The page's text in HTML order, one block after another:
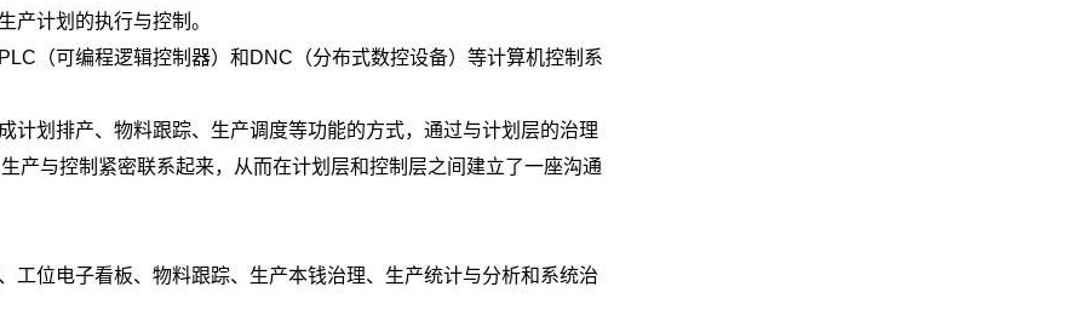
产计划的执行与控制。
（可编程逻辑控制器）和DNC（分布式数控设备）等计算机控制系
计划排产、物料跟踪、生产调度等功能的方式，通过与计划层的治理
产与控制紧密联系起来，从而在计划层和控制层之间建立了一座沟通
工位电子看板、物料跟踪、生产本钱治理、生产统计与分析和系统治